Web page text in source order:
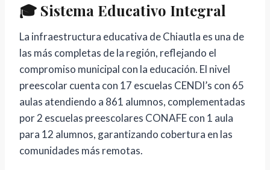
🎓 Sistema Educativo Integral
La infraestructura educativa de Chiautla es una de
las más completas de la región, reflejando el
compromiso municipal con la educación. El nivel
preescolar cuenta con 17 escuelas CENDI’s con 65
aulas atendiendo a 861 alumnos, complementadas
por 2 escuelas preescolares CONAFE con 1 aula
para 12 alumnos, garantizando cobertura en las
comunidades más remotas.